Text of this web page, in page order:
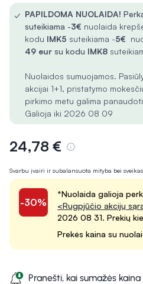
Svarbu įvairi ir subalansuota mityba bei
-30%
*Nuolaida galioja
<Rugpjūčio akcijų
2026 08 31. Prekių
Prekės kaina su
✓ PAPILDOMA NUOLAIDA!
suteikiama -3€ nuolaida
kodu IMK5 suteikiama -5€
49 eur su kodu IMK8
Nuolaidos sumuojamos.
akcijai 1+1, pristatymo
pirkimo metu galima
Galioja iki 2026 08 09
24,78 €
Pranešti, kai sumažės kaina